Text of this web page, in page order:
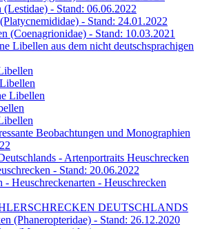
- Stand: 06.06.2022
- Stand: 24.01.2022
(Coenagrionidae) - Stand: 10.03.2021
Libellen aus dem nicht deutschsprachigen
Libellen
Beobachtungen und Monographien
- Artenportraits Heuschrecken
- Stand: 20.06.2022
- Heuschreckenarten - Heuschrecken
DEUTSCHLANDS
(Phaneropteridae) - Stand: 26.12.2020